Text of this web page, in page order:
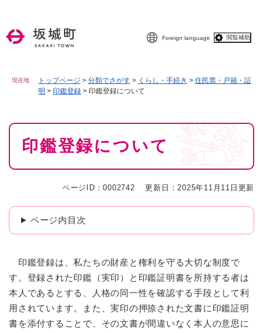
Foreign language 閲覧補助
現在地 トップページ > 分類でさがす > くらし・手続き > 住民票・戸籍・証
明 > 印鑑登録 > 印鑑登録について
本
印鑑登録について
ページID：0002742 更新日：2025年11月11日更新
ページ内目次
印鑑登録は、私たちの財産と権利を守る大切な制度で
す。登録された印鑑（実印）と印鑑証明書を所持する者は
本人であるとする、人格の同一性を確認する手段として利
用されています。また、実印の押捺された文書に印鑑証明
書を添付することで、その文書が間違いなく本人の意思に